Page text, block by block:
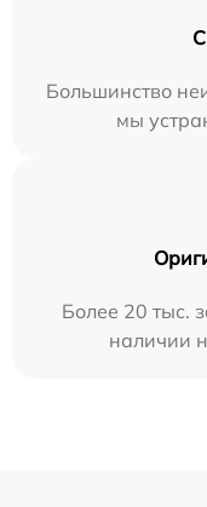
Большинство
мы
Более 20 тыс.
наличии